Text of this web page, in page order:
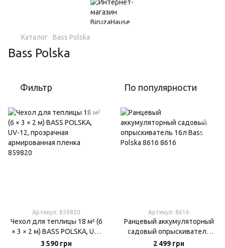
Каталог Bass Polska
Bass Polska
Фильтр По популярности
Артикул: 859820
Чехол для теплицы 18 м² (6
× 3 × 2 м) BASS POLSKA, UV-
12, прозрачная
3 590 грн
Артикул: 8616
Ранцевый аккумуляторный
садовый опрыскиватель
16л Bass Polska 8616
2 499 грн